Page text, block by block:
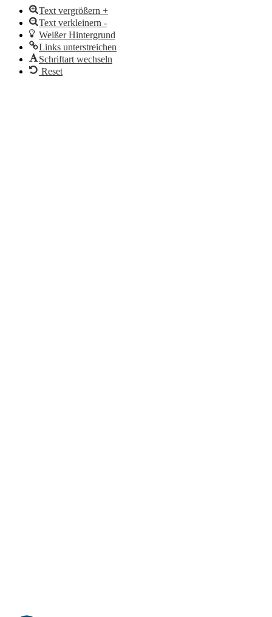
Text vergrößern +
Text verkleinern -
Weißer Hintergrund
Links unterstreichen
Schriftart wechseln
Reset